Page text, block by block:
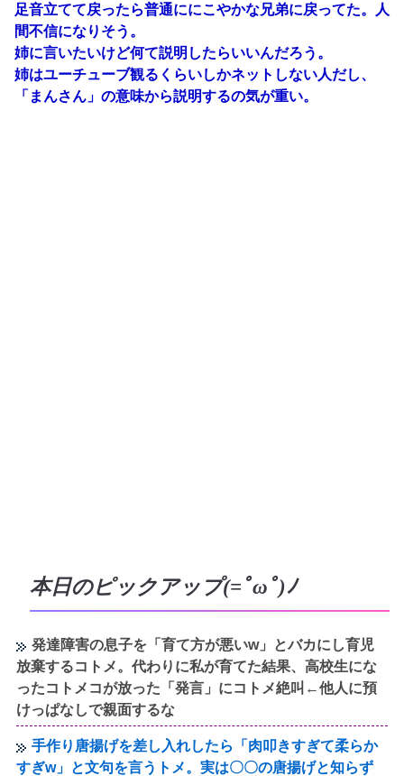
足音立てて戻ったら普通ににこやかな兄弟に戻ってた。人
間不信になりそう。
姉に言いたいけど何て説明したらいいんだろう。
姉はユーチューブ観るくらいしかネットしない人だし、
「まんさん」の意味から説明するの気が重い。
本日のピックアップ(=ﾟωﾟ)ﾉ
発達障害の息子を「育て方が悪いw」とバカにし育児
放棄するコトメ。代わりに私が育てた結果、高校生にな
ったコトメコが放った「発言」にコトメ絶叫←他人に預
けっぱなしで親面するな
手作り唐揚げを差し入れしたら「肉叩きすぎて柔らか
すぎw」と文句を言うトメ。実は〇〇の唐揚げと知らず